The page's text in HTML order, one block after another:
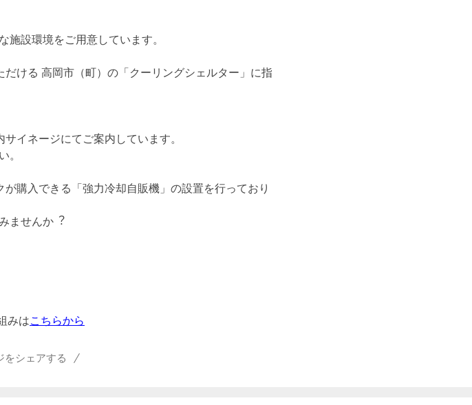
施設環境をご用意しています。
ける 高岡市（町）の「クーリングシェルター」に指
イネージにてご案内しています。
。
購入できる「強力冷却自販機」の設置を行っており
ませんか︖
みはこちらから
をシェアする